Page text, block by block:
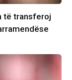
të transferoj